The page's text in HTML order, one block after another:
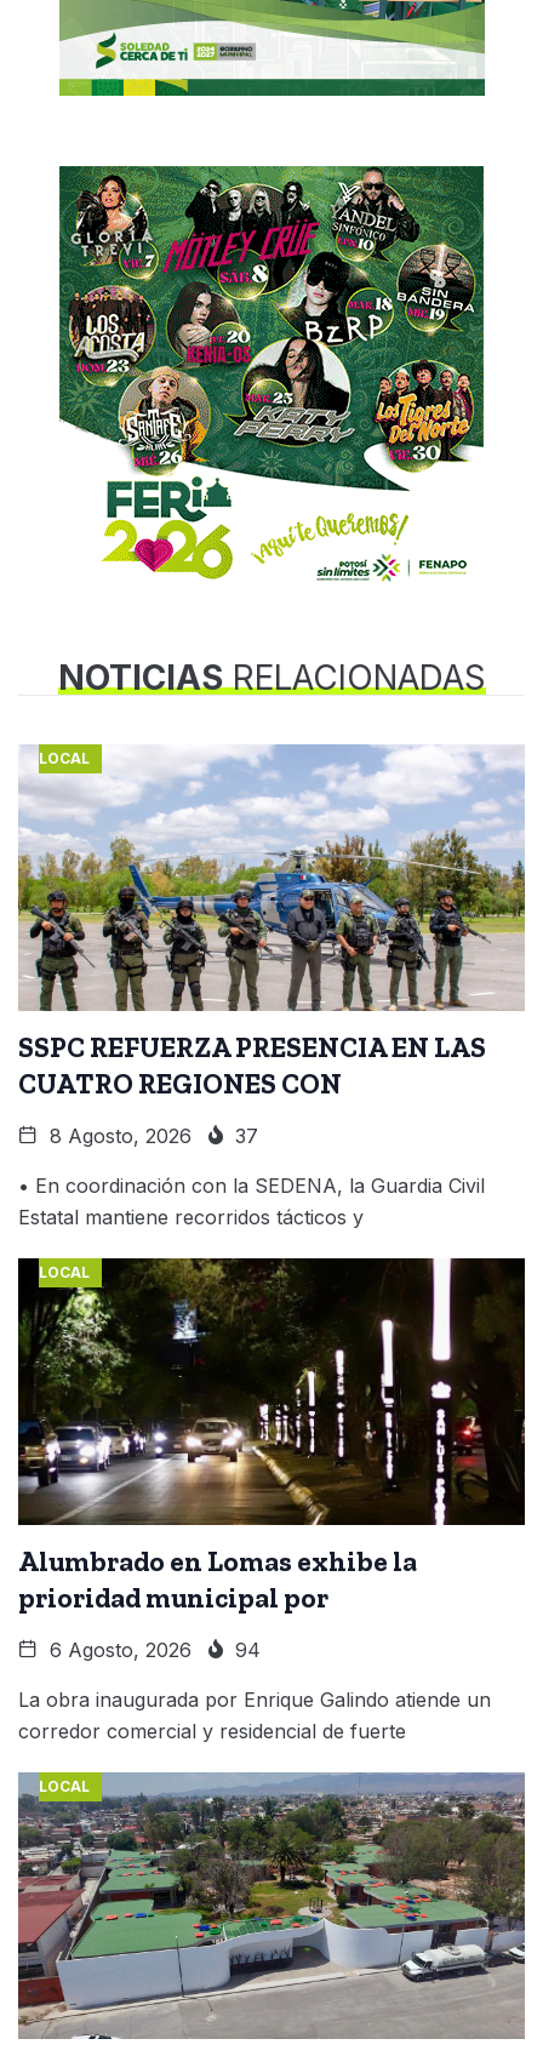
NOTICIASRELACIONADAS
LOCAL
SSPC REFUERZA PRESENCIA EN LAS
CUATRO REGIONES CON
8 Agosto, 2026 37
• En coordinación con la SEDENA, la Guardia Civil
Estatal mantiene recorridos tácticos y
LOCAL
Alumbrado en Lomas exhibe la
prioridad municipal por
6 Agosto, 2026 94
La obra inaugurada por Enrique Galindo atiende un
corredor comercial y residencial de fuerte
LOCAL